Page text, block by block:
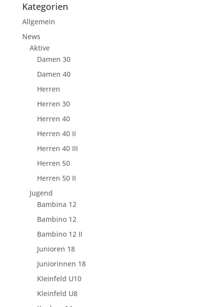
Kategorien
Allgemein
News
Aktive
Damen 30
Damen 40
Herren
Herren 30
Herren 40
Herren 40 II
Herren 40 III
Herren 50
Herren 50 II
Jugend
Bambina 12
Bambino 12
Bambino 12 II
Junioren 18
Juniorinnen 18
Kleinfeld U10
Kleinfeld U8